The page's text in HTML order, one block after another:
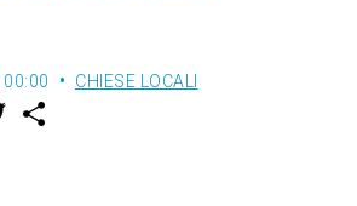
00:00 CHIESE LOCALI
w